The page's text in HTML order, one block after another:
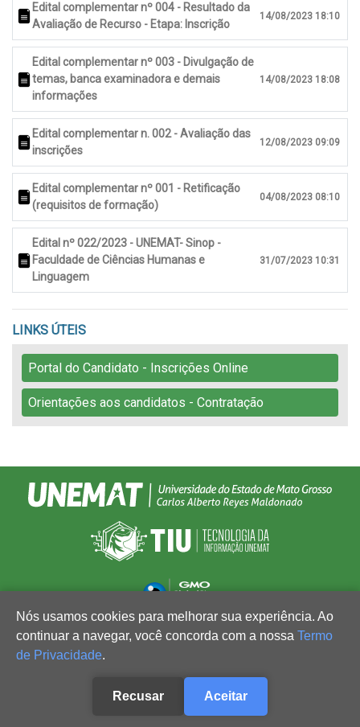
Edital complementar nº 004 - Resultado da
Avaliação de Recurso - Etapa: Inscrição
14/08/2023 18:10
Edital complementar nº 003 - Divulgação de
temas, banca examinadora e demais
informações
14/08/2023 18:08
Edital complementar n. 002 - Avaliação das
inscrições
12/08/2023 09:09
Edital complementar nº 001 - Retificação
(requisitos de formação)
04/08/2023 08:10
Edital nº 022/2023 - UNEMAT- Sinop -
Faculdade de Ciências Humanas e
Linguagem
31/07/2023 10:31
LINKS ÚTEIS
Portal do Candidato - Inscrições Online
Orientações aos candidatos - Contratação
Nós usamos cookies para melhorar sua experiência. Ao
continuar a navegar, você concorda com a nossa Termo
de Privacidade.
Recusar Aceitar